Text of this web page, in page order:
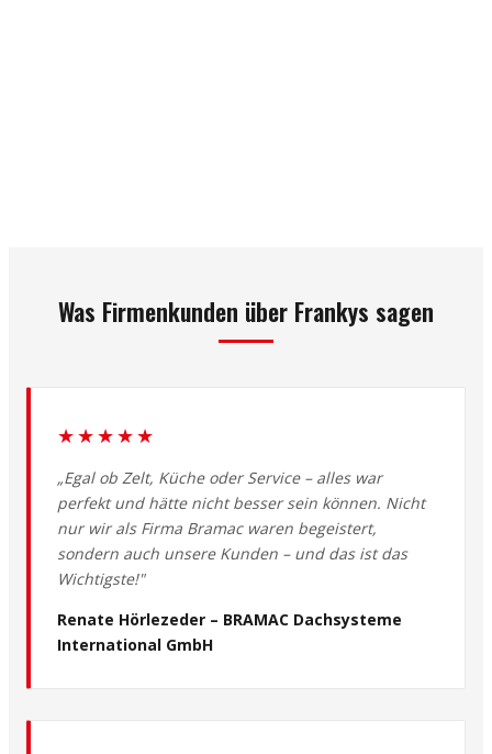
Was Firmenkunden über Frankys sagen
★★★★★
„Egal ob Zelt, Küche oder Service – alles war
perfekt und hätte nicht besser sein können. Nicht
nur wir als Firma Bramac waren begeistert,
sondern auch unsere Kunden – und das ist das
Wichtigste!"
Renate Hörlezeder – BRAMAC Dachsysteme
International GmbH